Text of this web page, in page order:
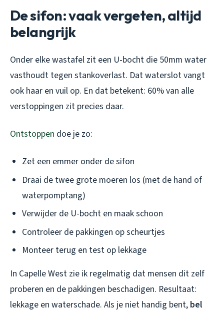
De sifon: vaak vergeten, altijd
belangrijk
Onder elke wastafel zit een U-bocht die 50mm water
vasthoudt tegen stankoverlast. Dat waterslot vangt
ook haar en vuil op. En dat betekent: 60% van alle
verstoppingen zit precies daar.
Ontstoppen doe je zo:
Zet een emmer onder de sifon
Draai de twee grote moeren los (met de hand of
waterpomptang)
Verwijder de U-bocht en maak schoon
Controleer de pakkingen op scheurtjes
Monteer terug en test op lekkage
In Capelle West zie ik regelmatig dat mensen dit zelf
proberen en de pakkingen beschadigen. Resultaat:
lekkage en waterschade. Als je niet handig bent, bel